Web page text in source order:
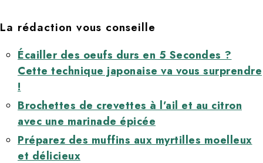
La rédaction vous conseille
Écailler des oeufs durs en 5 Secondes ?
Cette technique japonaise va vous surprendre
!
Brochettes de crevettes à l’ail et au citron
avec une marinade épicée
Préparez des muffins aux myrtilles moelleux
et délicieux